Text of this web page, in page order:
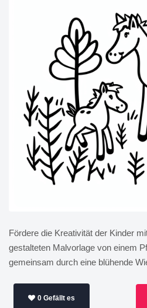
Fördere die Kreativität der Kinder
gestalteten Malvorlage von einem
gemeinsam durch eine blühende
0 Gefällt es